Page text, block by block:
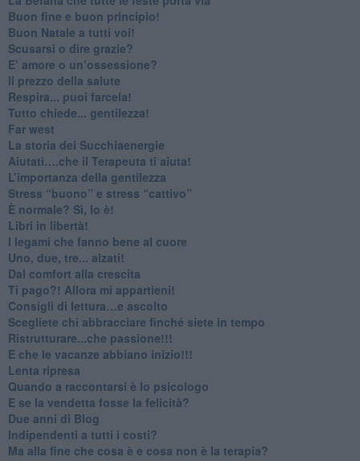
Buon fine e buon principio!
​Buon Natale a tutti voi!
​Scusarsi o dire grazie?
​E’ amore o un’ossessione?
​Il prezzo della salute
​Respira... puoi farcela!
​Tutto chiede... gentilezza!
​Far west
​La storia dei Succhiaenergie
​Aiutati….che il Terapeuta ti aiuta!
​L’importanza della gentilezza
​Stress “buono” e stress “cattivo”
​È normale? Sì, lo è!
​Libri in libertà!
​I legami che fanno bene al cuore
Uno, due, tre... alzati!​
​Dal comfort alla crescita
​Ti pago?! Allora mi appartieni!​
​Consigli di lettura…e ascolto
​Scegliete chi abbracciare finché siete in tempo
​Ristrutturare...che passione!!!
​E che le vacanze abbiano inizio!!!
​Lenta ripresa
​Quando a raccontarsi è lo psicologo
​E se la vendetta fosse la felicità?
​Due anni di Blog
​Indipendenti a tutti i costi?
​Ma alla fine che cosa è e cosa non è la terapia?